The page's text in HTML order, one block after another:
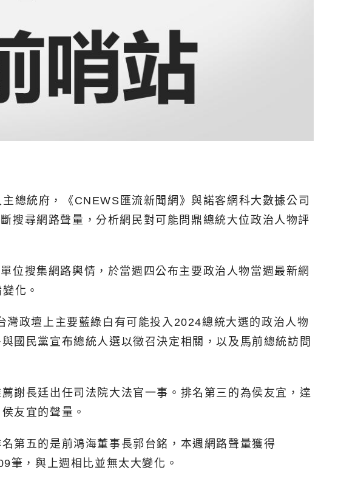
總統府，《CNEWS匯流新聞網》與諾客網科大數據公司
斷搜尋網路聲量，分析網民對可能問鼎總統大位政治人物評
位搜集網路輿情，於當週四公布主要政治人物當週最新網
化。
灣政壇上主要藍綠白有可能投入2024總統大選的政治人物
國民黨宣布總統人選以徵召決定相關，以及馬前總統訪問
謝長廷出任司法院大法官一事。排名第三的為侯友宜，達
友宜的聲量。
第五的是前鴻海董事長郭台銘，本週網路聲量獲得
筆，與上週相比並無太大變化。